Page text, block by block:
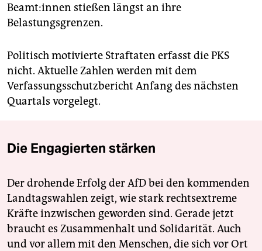
Beamt:innen stießen längst an ihre
Belastungsgrenzen.
Politisch motivierte Straftaten erfasst die PKS
nicht. Aktuelle Zahlen werden mit dem
Verfassungsschutzbericht Anfang des nächsten
Quartals vorgelegt.
Die Engagierten stärken
Der drohende Erfolg der AfD bei den kommenden
Landtagswahlen zeigt, wie stark rechtsextreme
Kräfte inzwischen geworden sind. Gerade jetzt
braucht es Zusammenhalt und Solidarität. Auch
und vor allem mit den Menschen, die sich vor Ort